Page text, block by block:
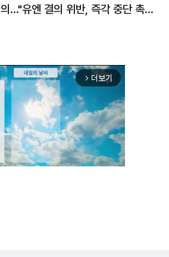
의…"유엔 결의 위반, 즉각 중단 촉
arrow_forward_ios 더보기